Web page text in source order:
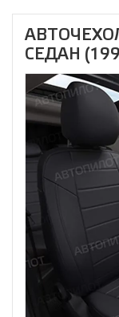
АВТОЧЕХОЛ
СЕДАН
700-
Телефон:+7
(495)
почта:
info@avtopilot1.ru